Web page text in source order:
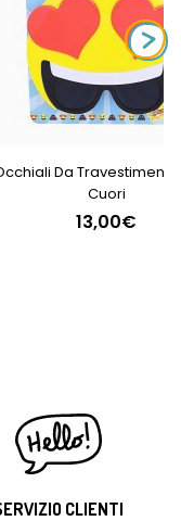
Da Travestimento
Cuori
13,00€
CLIENTI